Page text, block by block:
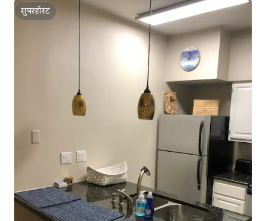
सुपरहोस्ट
सुपरहोस्ट